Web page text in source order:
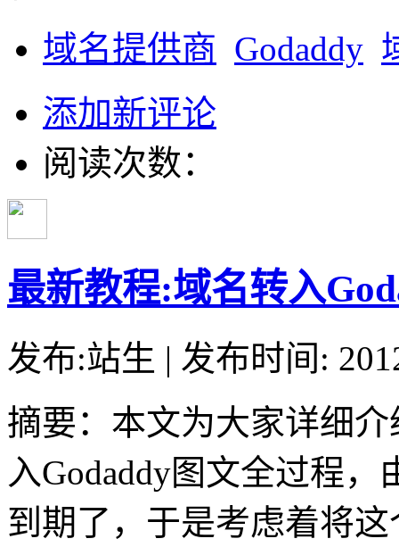
域名提供商 Godaddy
添加新评论
阅读次数：
最新教程:域名转入
发布:站生 | 发布时间:
摘要：本文为大家详细
入Godaddy图文全过程
到期了，于是考虑着将